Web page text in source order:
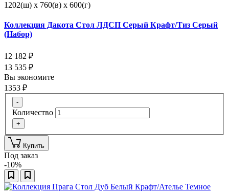
1202(ш) x 760(в) x 600(г)
Коллекция Дакота Стол ЛДСП Серый Крафт/Тиз Серый
(Набор)
12 182 ₽
13 535 ₽
Вы экономите
1353 ₽
-
Количество
+
Купить
Под заказ
-10%